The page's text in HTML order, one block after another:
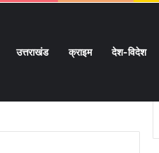
उत्तराखंड क्राइम देश-विदेश